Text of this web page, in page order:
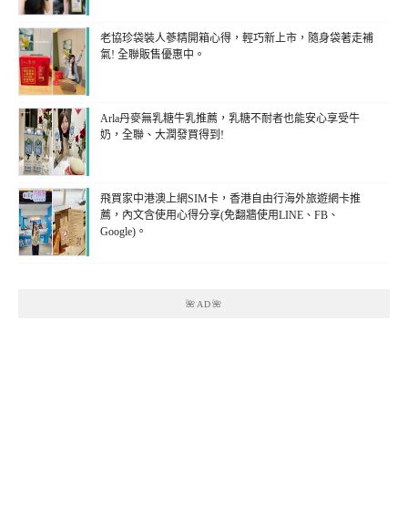
老協珍袋裝人蔘精開箱心得，輕巧新上市，隨身袋著走補
氣! 全聯販售優惠中。
Arla丹麥無乳糖牛乳推薦，乳糖不耐者也能安心享受牛
奶，全聯、大潤發買得到!
飛買家中港澳上網SIM卡，香港自由行海外旅遊網卡推
薦，內文含使用心得分享(免翻牆使用LINE、FB、
Google)。
🌺AD🌺